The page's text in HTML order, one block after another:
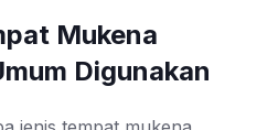
Mukena
Digunakan